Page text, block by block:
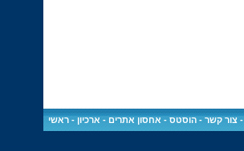
-צור קשר -הוסטס - אחסון אתרים - ארכיון -ראשי